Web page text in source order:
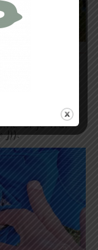
quand je les
si je n’ai
J)).